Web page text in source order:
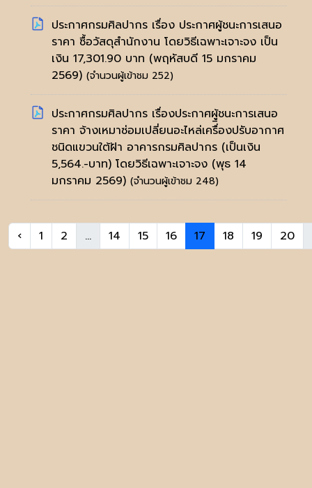
ประกาศกรมศิลปากร เรื่อง ประกาศผู้ชนะการเสนอ
ราคา ซื้อวัสดุสำนักงาน โดยวิธีเฉพาะเจาะจง เป็น
เงิน 17,301.90 บาท (พฤหัสบดี 15 มกราคม
2569) (จำนวนผู้เข้าชม 252)
ประกาศกรมศิลปากร เรื่องประกาศผู้ชนะการเสนอ
ราคา จ้างเหมาซ่อมเปลี่ยนอะไหล่เครื่ิองปรับอากาศ
ชนิดแขวนใต้ฝ้า อาคารกรมศิลปากร (เป็นเงิน
5,564.-บาท) โดยวิธีเฉพาะเจาะจง (พุธ 14
มกราคม 2569) (จำนวนผู้เข้าชม 248)
‹ 1 2 ... 14 15 16 17 18 19 20